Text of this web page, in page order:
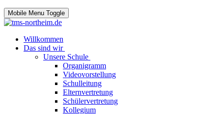
Mobile Menu Toggle
Willkommen
Das sind wir
Unsere Schule
Organigramm
Videovorstellung
Schulleitung
Elternvertretung
Schülervertretung
Kollegium